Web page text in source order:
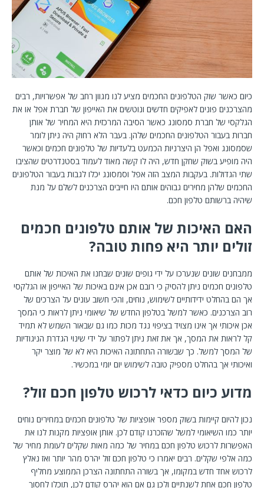
כיום כאשר שוק הטלפונים החכמים מציע לנו מגוון רחב של אפשרויות, רבים
מהצרכנים פונים לאפיקים חדשים ונוטשים את האייפון של חברת אפל או את
הגלקסי של חברת סמסונג כאשר הסיבה המרכזית היא המחיר של אותן
חברות בעבור הטלפונים החכמים שלהן. בעבר הלא רחוק היה ניתן לומר
שסמסונג ואפל הן היצרניות הכמעט בלעדיות של טלפונים חכמים וכאשר
היה מופיע בשוק שחקן חדש, היה לו קשה מאוד לעמוד בסטנדרטים שהציבו
שתי הגדולות. בעקבות המצב הזה אפל וסמסונג יכלו לגבות בעבור הטלפונים
החכמים שלהן מחירים גבוהים אותם היו חייבים הצרכנים לשלם על מנת
שיהיה ברשותם טלפון חכם.
האם האיכות של אותם טלפונים חכמים
זולים יותר היא פחות טובה?
ממבחנים שונים שנערכו על ידי גופים שונים שבחנו את האיכות של אותם
טלפונים חכמים ניתן להסיק כי רובם אכן אינם באיכות של האייפון או הגלקסי
אך הם בהחלט ידידותיים לשימוש, נוחים, והכי חשוב עונים על הצרכים של
רוב הצרכנים. כאשר למשל בטלפון החדש של שיאומי ניתן לראות כי המסך
אכן איכותי אך אינו מצויד בציפוי נגד מכות כמו גם שבאור השמש לא תמיד
קל לראות את המסך, אך את זאת ניתן לפתור על ידי שינוי הגדרת הניגודיות
של המסך למשל. כך שבשורה התחתונה האיכות היא לא של מוצר יקר
ואיכותי אך בהחלט מספיק טובה לשימוש יום יומי במכשיר.
מדוע כיום כדאי לרכוש טלפון חכם זול?
נכון להיום קיימות בשוק מספר אופציות של טלפונים חכמים במחירים נוחים
יותר כמו השיאומי למשל שהזכרנו קודם לכן. אותן אופציות מקנות לנו את
האפשרות לרכוש טלפון חכם במחיר של כמה מאות שקלים לעומת מחיר של
כמה אלפי שקלים. רבים יאמרו כי טלפון חכם זול יהרס מהר יותר ואז נאלץ
לרכוש אחד חדש במקומו, אך בשורה התחתונה הצרכן הממוצע מחליף
טלפון חכם אחת לשנתיים ולכן גם אם הוא יהרס קודם לכן, תוכלו לחסוך